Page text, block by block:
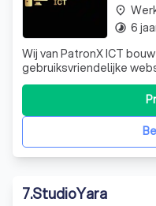
Wij van PatronX ICT
gebruiksvriendelijke
van jouw bedrijf. We
ontwerp,
onderhoud en
ondersteunen wij bij e-
place
timelapse 6
7.StudioYara